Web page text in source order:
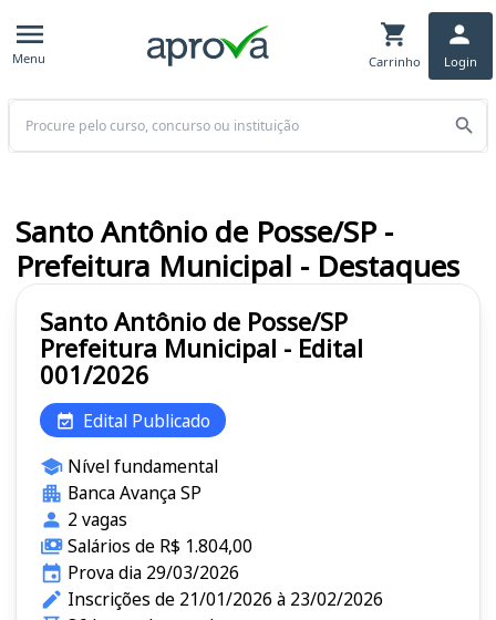
Menu Carrinho Login
Buscar
Santo Antônio de Posse/SP
Prefeitura Municipal - Edital
001/2026
Edital Publicado
Nível fundamental
Banca Avança SP
2 vagas
Salários de R$ 1.804,00
Prova dia 29/03/2026
Inscrições de 21/01/2026 à 23/02/2026
Santo Antônio de Posse/SP -
Prefeitura Municipal - Destaques